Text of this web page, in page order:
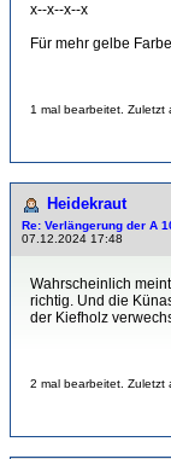
x--x--x--x
Für mehr gelbe
1 mal bearbeitet. Zuletzt
Heidekraut
Re: Verlängerung der A
07.12.2024 17:48
Wahrscheinlich
richtig. Und die
der Kiefholz
2 mal bearbeitet. Zuletzt